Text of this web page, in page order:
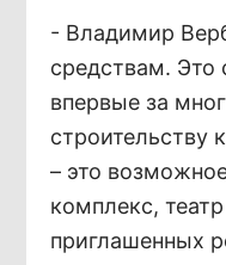
- Владимир
средствам. Это
впервые за
строительству
– это
комплекс,
приглашенных